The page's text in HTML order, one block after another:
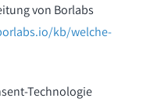
von Borlabs
kb/welche-
Technologie